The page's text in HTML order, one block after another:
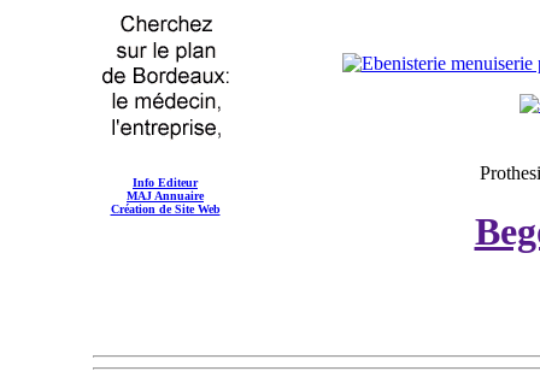
Info Editeur
MAJ Annuaire
Création de Site Web